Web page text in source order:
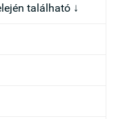
található ↓